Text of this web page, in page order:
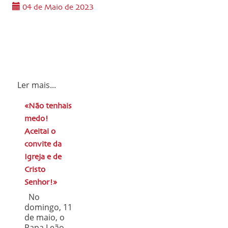
04 de Maio de 2023
Ler mais...
«Não tenhais
medo!
Aceitai o
convite da
Igreja e de
Cristo
Senhor!»
No
domingo, 11
de maio, o